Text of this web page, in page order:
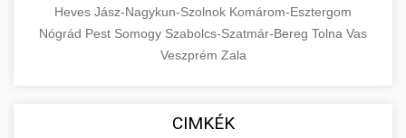
Heves Jász-Nagykun-Szolnok Komárom-Esztergom
Nógrád Pest Somogy Szabolcs-Szatmár-Bereg Tolna Vas
Veszprém Zala
CIMKÉK